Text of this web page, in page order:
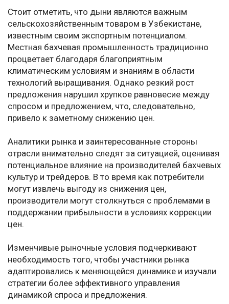
Стоит отметить, что дыни являются важным
сельскохозяйственным товаром в Узбекистане,
известным своим экспортным потенциалом.
Местная бахчевая промышленность традиционно
процветает благодаря благоприятным
климатическим условиям и знаниям в области
технологий выращивания. Однако резкий рост
предложения нарушил хрупкое равновесие между
спросом и предложением, что, следовательно,
привело к заметному снижению цен.
Аналитики рынка и заинтересованные стороны
отрасли внимательно следят за ситуацией, оценивая
потенциальное влияние на производителей бахчевых
культур и трейдеров. В то время как потребители
могут извлечь выгоду из снижения цен,
производители могут столкнуться с проблемами в
поддержании прибыльности в условиях коррекции
цен.
Изменчивые рыночные условия подчеркивают
необходимость того, чтобы участники рынка
адаптировались к меняющейся динамике и изучали
стратегии более эффективного управления
динамикой спроса и предложения.